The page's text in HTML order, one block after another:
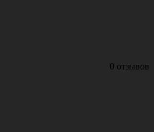
0 отзывов